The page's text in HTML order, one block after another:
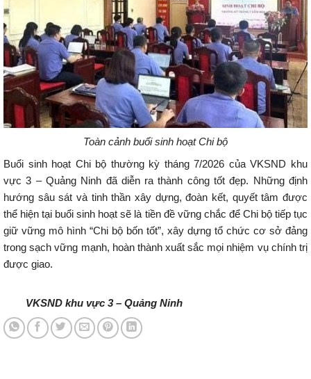
Toàn cảnh buổi sinh hoạt Chi bộ
Buổi sinh hoạt Chi bộ thường kỳ tháng 7/2026 của VKSND khu
vực 3 – Quảng Ninh đã diễn ra thành công tốt đẹp. Những định
hướng sâu sát và tinh thần xây dựng, đoàn kết, quyết tâm được
thể hiện tại buổi sinh hoạt sẽ là tiền đề vững chắc để Chi bộ tiếp tục
giữ vững mô hình “Chi bộ bốn tốt”, xây dựng tổ chức cơ sở đảng
trong sạch vững mạnh, hoàn thành xuất sắc mọi nhiệm vụ chính trị
được giao.
VKSND khu vực 3 – Quảng Ninh